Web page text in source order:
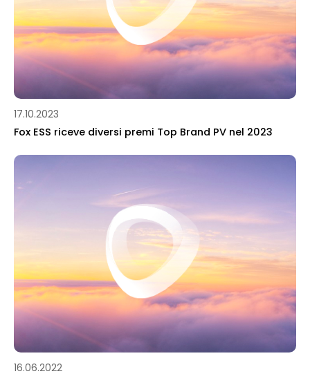
17.10.2023
Fox ESS riceve diversi premi Top Brand PV nel 2023
16.06.2022